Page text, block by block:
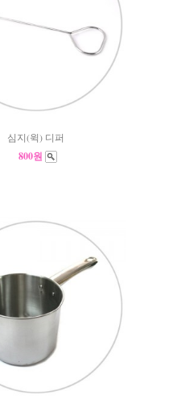
심지(윅) 디퍼
800원